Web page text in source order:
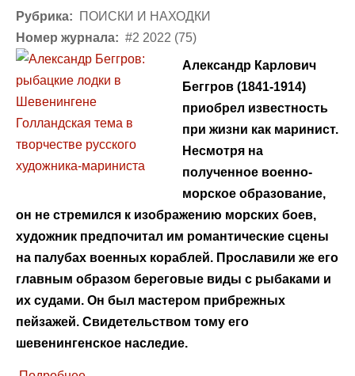
Рубрика:
ПОИСКИ И НАХОДКИ
Номер журнала: #2 2022 (75)
Александр Карлович
Беггров (1841-1914)
приобрел известность
при жизни как маринист.
Несмотря на
полученное военно-
морское образование,
он не стремился к изображению морских боев,
художник предпочитал им романтические сцены
на палубах военных кораблей. Прославили же его
главным образом береговые виды с рыбаками и
их судами. Он был мастером прибрежных
пейзажей. Свидетельством тому его
шевенингенское наследие.